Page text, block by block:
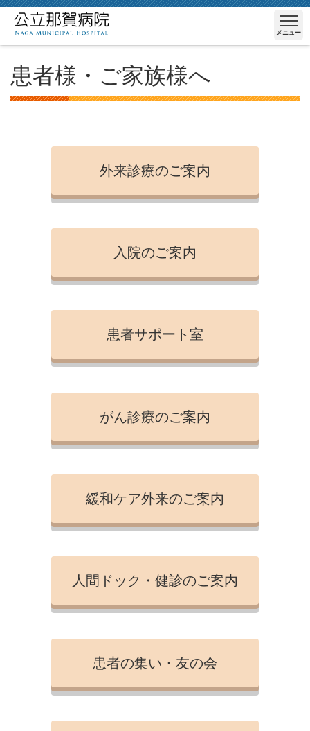
メニュー
患者様・ご家族様へ
外来診療のご案内
入院のご案内
患者サポート室
がん診療のご案内
緩和ケア外来のご案内
人間ドック・健診のご案内
患者の集い・友の会